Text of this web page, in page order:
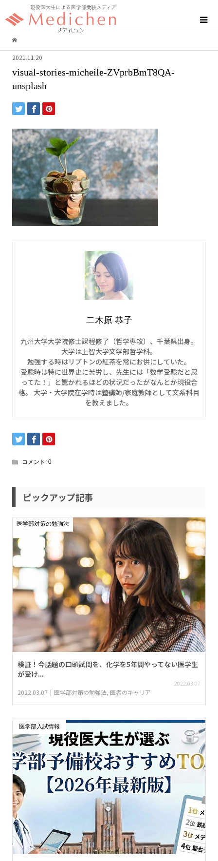
2021.11.20
visual-stories-micheile-ZVprbBmT8QA-
unsplash
二木原 恭子
九州大学大学院修士課程修了（哲学専攻）、千葉県出身。
大学は上智大学文学部哲学科。
勉強する時はリプトンの紅茶を常にお供にしていた。
受験時は特に世界史に苦労し、先生には「数学受験だと思
ってた！」と驚かれるほどの状況だったがなんとか現役合
格。 大学・大学院在学時は塾講師/家庭教師として文系科目
を教えました。
コメント: 0
ピックアップ記事
医学部対策の勉強法
検証！今話題の口頭試問を、化学を5年間やってない医学生
が受け...
2022.03.07
2022.03.07 医学部対策の勉強法, 医者のキャリア
医学部入試情報